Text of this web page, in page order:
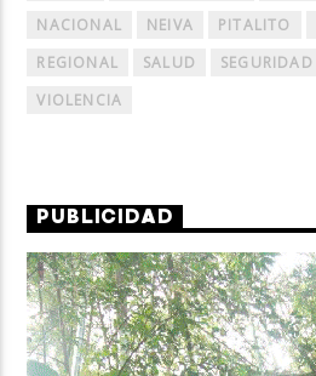
NACIONAL
NEIVA PITALITO
REGIONAL
SALUD SEGURIDAD
VIOLENCIA
PUBLICIDAD